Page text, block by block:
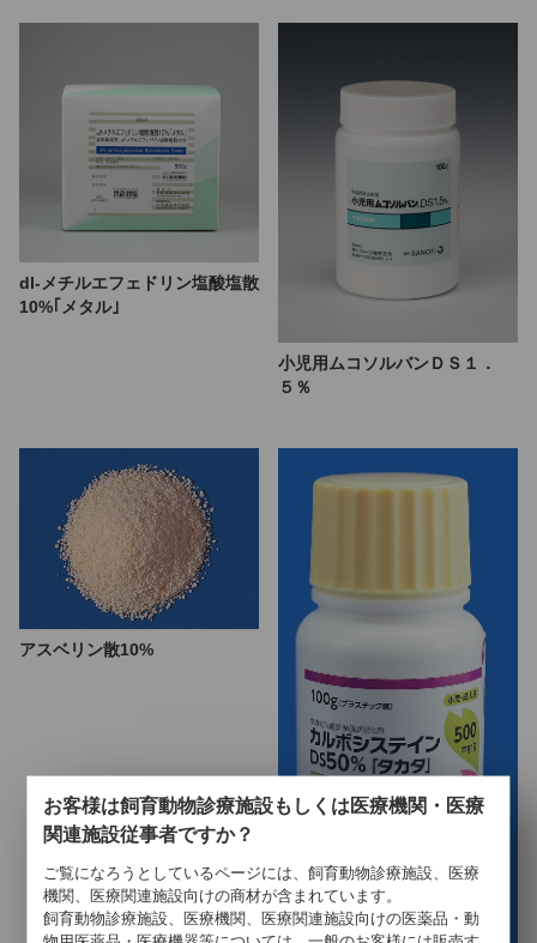
dl-メチルエフェドリン塩酸塩散
10%｢メタル｣
小児用ムコソルバンＤＳ１．
５％
アスベリン散10%
お客様は飼育動物診療施設もしくは医療機関・医療
関連施設従事者ですか？
ご覧になろうとしているページには、飼育動物診療施設、医療
機関、医療関連施設向けの商材が含まれています。
飼育動物診療施設、医療機関、医療関連施設向けの医薬品・動